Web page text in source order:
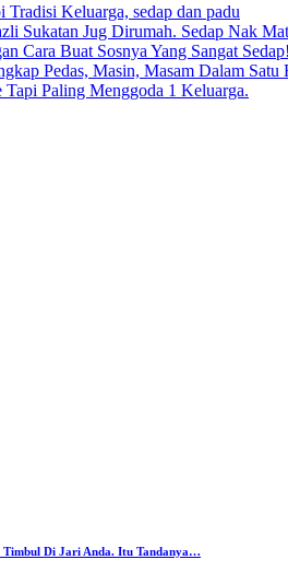
Keluarga, sedap dan padu
Sukatan Jug Dirumah. Sedap Nak
Cara Buat Sosnya Yang Sangat Sedap!
Pedas, Masin, Masam Dalam Satu
Paling Menggoda 1 Keluarga.
Timbul Di Jari Anda. Itu Tandanya…